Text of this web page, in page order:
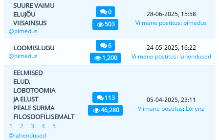
SUURE VAIMU
ELUJÕU
VIISAINSUS
pimedus
0
503
28-06-2025, 15:58
Viimane postitus: pimedus
LOOMISLUGU
pimedus
6
1,200
24-05-2025, 16:22
Viimane postitus: lahendused
EELMISED
ELUD,
LOBOTOOMIA
JA ELUST
PEALE SURMA
FILOSOOFILISEMALT
1 2 3 4
5
lahendused
113
46,280
05-04-2025, 23:11
Viimane postitus: Lorenz